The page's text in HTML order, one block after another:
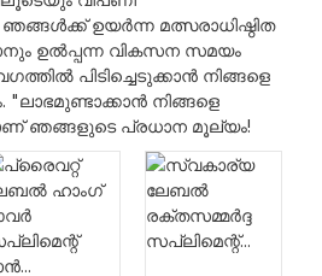
ഉയർന്ന മത്സരാധിഷ്ഠിത
ഉൽപ്പന്ന വികസന സമയം
പിടിച്ചെടുക്കാൻ നിങ്ങളെ
നിങ്ങളെ
ഞങ്ങളുടെ പ്രധാന മൂല്യം!